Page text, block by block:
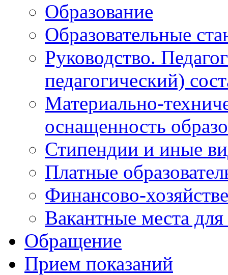
Образование
Образовательные
Руководство.
педагогический)
Материально-
оснащенность
Стипендии и иные
Платные
Финансово-
Вакантные места
Обращение
Прием показаний